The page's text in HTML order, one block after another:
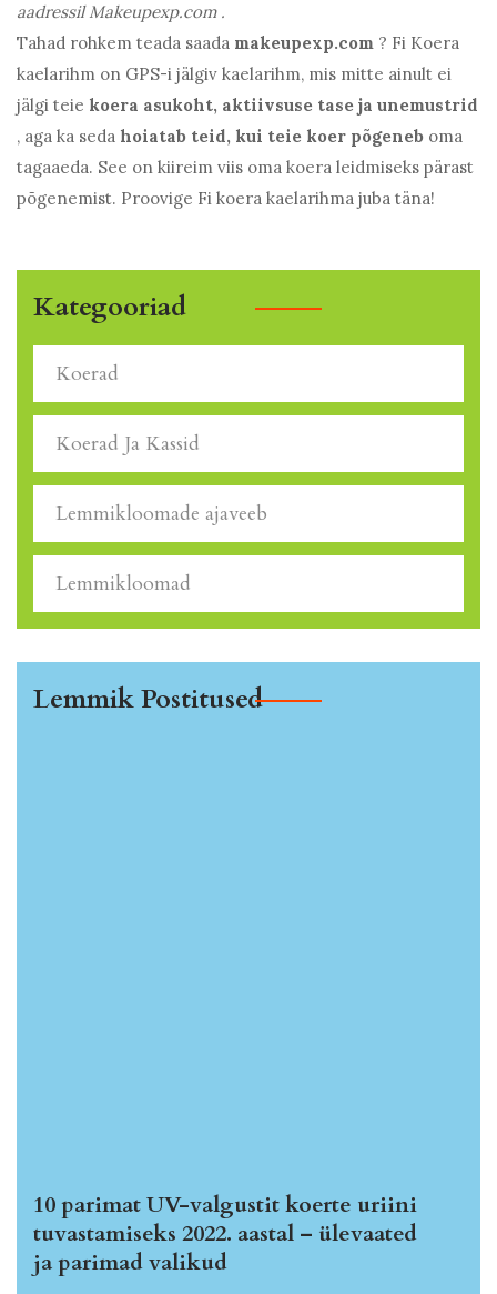
aadressil Makeupexp.com .
Tahad rohkem teada saada makeupexp.com ? Fi Koera
kaelarihm on GPS-i jälgiv kaelarihm, mis mitte ainult ei
jälgi teie koera asukoht, aktiivsuse tase ja unemustrid
, aga ka seda hoiatab teid, kui teie koer põgeneb oma
tagaaeda. See on kiireim viis oma koera leidmiseks pärast
põgenemist. Proovige Fi koera kaelarihma juba täna!
Kategooriad
Koerad
Koerad Ja Kassid
Lemmikloomade ajaveeb
Lemmikloomad
Lemmik Postitused
10 parimat UV-valgustit koerte uriini
tuvastamiseks 2022. aastal – ülevaated
ja parimad valikud